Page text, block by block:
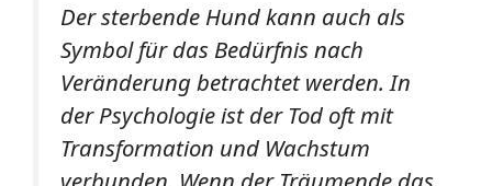
Der sterbende Hund kann auch als
Symbol für das Bedürfnis nach
Veränderung betrachtet werden. In
der Psychologie ist der Tod oft mit
Transformation und Wachstum